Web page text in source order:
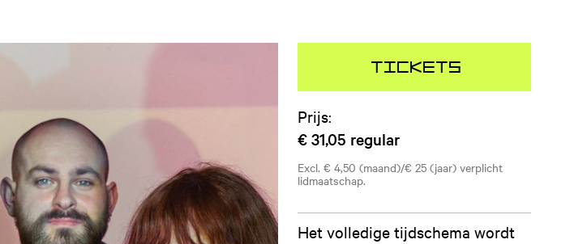
Tickets
Prijs:
€ 31,05 regular
Excl. € 4,50 (maand)/€ 25 (jaar) verplicht
lidmaatschap.
Het volledige tijdschema wordt